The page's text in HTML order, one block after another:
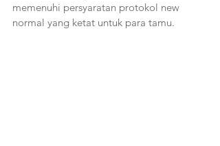
memenuhi persyaratan protokol new
normal yang ketat untuk para tamu.